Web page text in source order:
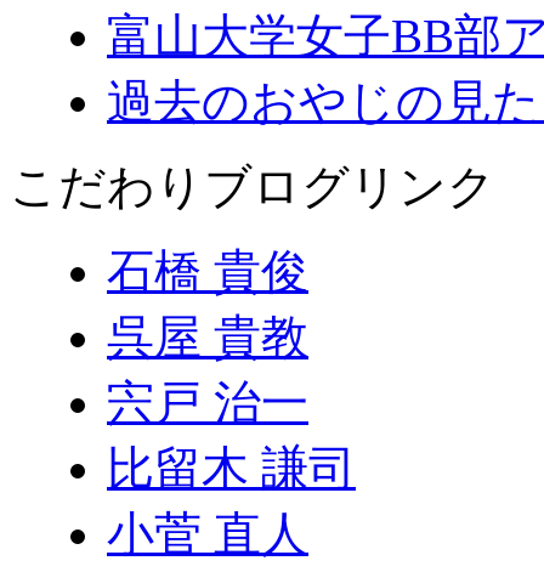
富山大学女子BB部
過去のおやじの見
こだわりブログリンク
石橋 貴俊
呉屋 貴教
宍戸 治一
比留木 謙司
小菅 直人